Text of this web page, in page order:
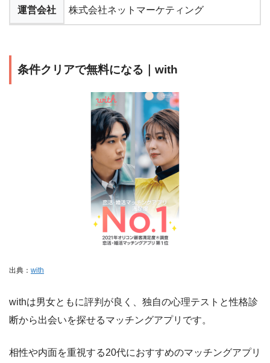
運営会社 株式会社ネットマーケティング
条件クリアで無料になる｜with
出典： with
withは男女ともに評判が良く、独自の心理テストと性格診
断から出会いを探せるマッチングアプリです。
相性や内面を重視する20代におすすめのマッチングアプリ